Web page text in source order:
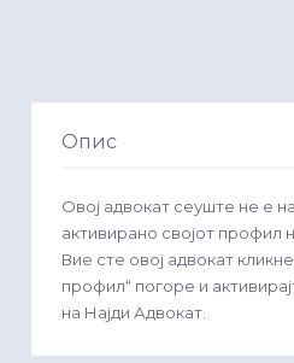
Опис
Овој адвокат сеуште не е
активирано својот профил
Вие сте овој адвокат
профил“ погоре и
на Најди Адвокат.